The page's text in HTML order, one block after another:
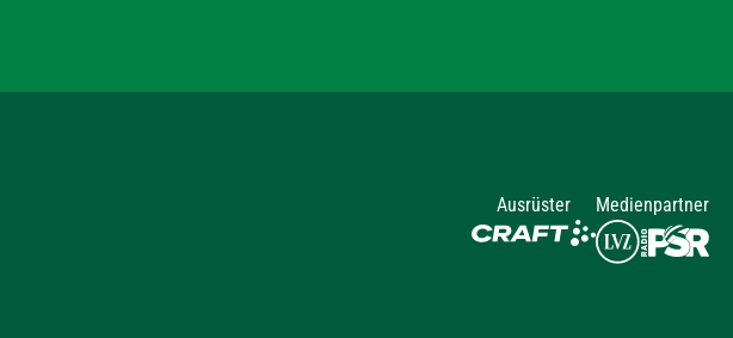
Ausrüster
Medienpartner